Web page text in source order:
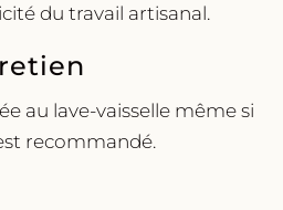
du travail artisanal.
au lave-vaisselle même si
recommandé.